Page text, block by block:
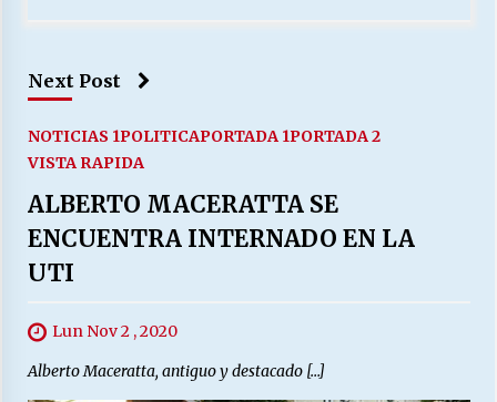
Next Post
NOTICIAS 1POLITICAPORTADA 1PORTADA 2
VISTA RAPIDA
ALBERTO MACERATTA SE
ENCUENTRA INTERNADO EN LA
UTI
Lun Nov 2 , 2020
Alberto Maceratta, antiguo y destacado […]